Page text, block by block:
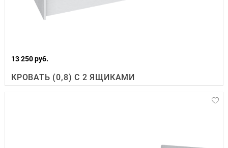
13 250 руб.
КРОВАТЬ (0,8) С 2 ЯЩИКАМИ